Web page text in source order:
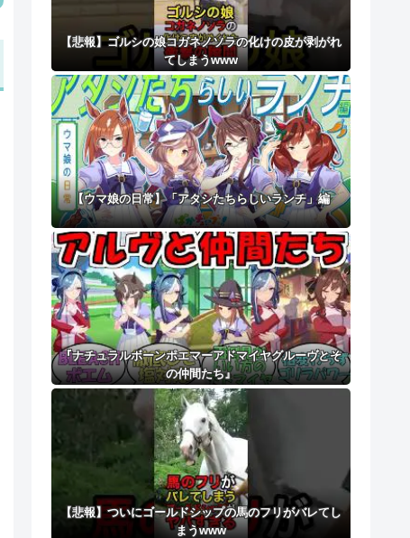
【悲報】ゴルシの娘コガネノソラの化けの皮が剥がれ
てしまうwww
【ウマ娘の日常】「アタシたちらしいランチ」編
『ナチュラルボーンポエマーアドマイヤグルーヴとそ
の仲間たち』
【悲報】ついにゴールドシップの馬のフリがバレてし
まうwww